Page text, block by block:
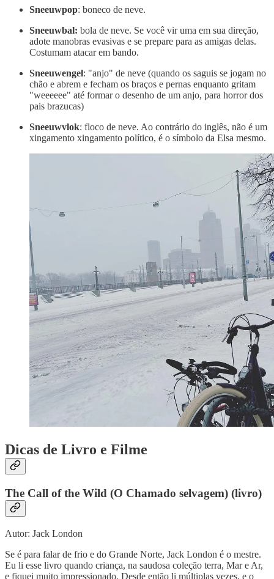
Sneeuwpop: boneco de neve.
Sneeuwbal: bola de neve. Se você vir uma em sua direção,
adote manobras evasivas e se prepare para as amigas delas.
Costumam atacar em bando.
Sneeuwengel: "anjo" de neve (quando os saguis se jogam no
chão e abrem e fecham os braços e pernas enquanto gritam
"weeeeee" até formar o desenho de um anjo, para horror dos
pais brazucas)
Sneeuwvlok: floco de neve. Ao contrário do inglês, não é um
xingamento xingamento político, é o símbolo da Elsa mesmo.
Dicas de Livro e Filme
The Call of the Wild (O Chamado selvagem) (livro)
Autor: Jack London
Se é para falar de frio e do Grande Norte, Jack London é o mestre.
Eu li esse livro quando criança, na saudosa coleção terra, Mar e Ar,
e fiquei muito impressionado. Desde então li múltiplas vezes, e o